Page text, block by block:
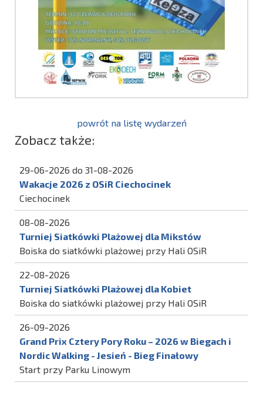
powrót na listę wydarzeń
Zobacz także:
29-06-2026 do 31-08-2026
Wakacje 2026 z OSiR Ciechocinek
Ciechocinek
08-08-2026
Turniej Siatkówki Plażowej dla Mikstów
Boiska do siatkówki plażowej przy Hali OSiR
22-08-2026
Turniej Siatkówki Plażowej dla Kobiet
Boiska do siatkówki plażowej przy Hali OSiR
26-09-2026
Grand Prix Cztery Pory Roku – 2026 w Biegach i
Nordic Walking - Jesień - Bieg Finałowy
Start przy Parku Linowym